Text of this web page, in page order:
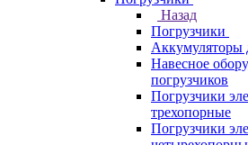
Назад
Погрузчики
Аккумуляторы
Навесное
погрузчиков
Погрузчики
трехопорные
Погрузчики